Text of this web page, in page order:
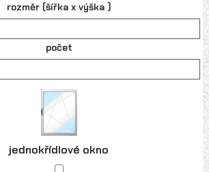
rozměr (šířka x výška )
počet
jednokřídlové okno